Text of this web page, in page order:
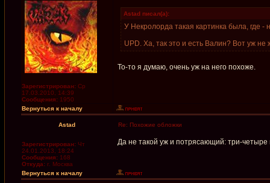
Зарегистрирован: Ср
17.03.2010, 14:39
Сообщения: 1950
Astad писал(а):
У Некролорда такая картинка была, где -
UPD. Ха, так это и есть Валин? Вот уж
То-то я думаю, очень уж на него похоже.
Вернуться к началу
Astad Re: Похожие обложки
Зарегистрирован: Чт
24.01.2013, 18:24
Сообщения: 168
Откуда: г. Москва
Да не такой уж и потрясающий: три-четыре
Вернуться к началу